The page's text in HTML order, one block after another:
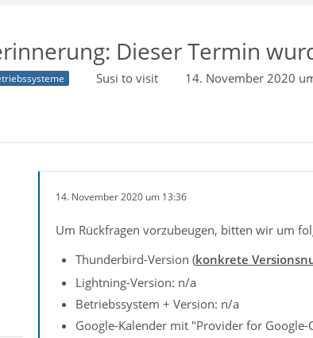
Dieser Termin
Susi to visit 14. November 2020
14. November 2020 um 13:36
Um Rückfragen vorzubeugen, bitten wir um
Thunderbird-Version (konkrete
Lightning-Version: n/a
Betriebssystem + Version: n/a
Google-Kalender mit "Provider for Google-